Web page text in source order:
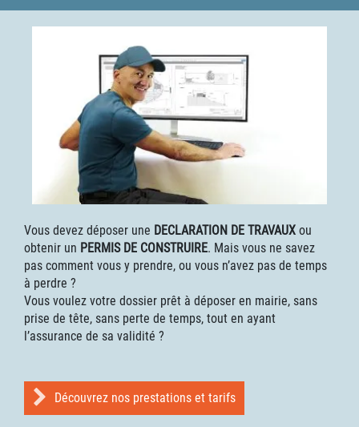
Vous devez déposer une DECLARATION DE TRAVAUX ou
obtenir un PERMIS DE CONSTRUIRE. Mais vous ne savez
pas comment vous y prendre, ou vous n’avez pas de temps
à perdre ?
Vous voulez votre dossier prêt à déposer en mairie, sans
prise de tête, sans perte de temps, tout en ayant
l’assurance de sa validité ?
Découvrez nos prestations et tarifs